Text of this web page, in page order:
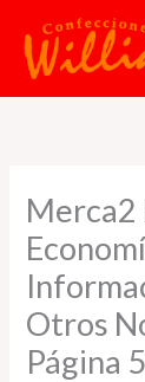
contenido
Merca2
Otros
Página